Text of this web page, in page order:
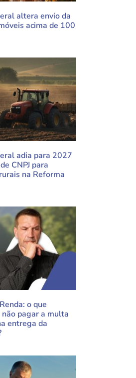
altera envio da
acima de 100
adia para 2027
CNPJ para
na Reforma
o que
não pagar a multa
entrega da